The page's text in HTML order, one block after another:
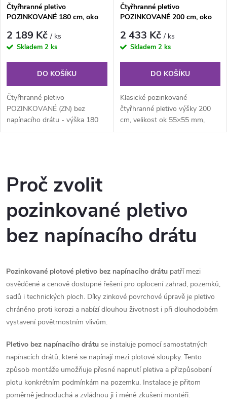
Čtyřhranné pletivo
POZINKOVANÉ 180 cm, oko
2 189 Kč/ ks
Skladem 2 ks
DO KOŠÍKU
Čtyřhranné pletivo
POZINKOVANÉ (ZN) bez
napínacího drátu - výška 180
cm, 25 m. Klasické pozinkované
Čtyřhranné pletivo
POZINKOVANÉ 200 cm, oko
2 433 Kč/ ks
Skladem 2 ks
DO KOŠÍKU
Klasické pozinkované
čtyřhranné pletivo výšky 200
cm, velikost ok 55×55 mm,
průměr drátu 2,00 mm,
v
l
á
d
a
c
í
p
r
v
k
y
Proč zvolit
pozinkované pletivo
bez napínacího drátu
Pozinkované plotové pletivo bez napínacího drátu patří mezi
osvědčené a cenově dostupné řešení pro oplocení zahrad, pozemků,
sadů i technických ploch. Díky zinkové povrchové úpravě je pletivo
chráněno proti korozi a nabízí dlouhou životnost i při dlouhodobém
vystavení povětrnostním vlivům.
Pletivo bez napínacího drátu se instaluje pomocí samostatných
napínacích drátů, které se napínají mezi plotové sloupky. Tento
způsob montáže umožňuje přesné napnutí pletiva a přizpůsobení
plotu konkrétním podmínkám na pozemku. Instalace je přitom
poměrně jednoduchá a zvládnou ji i méně zkušení montéři.